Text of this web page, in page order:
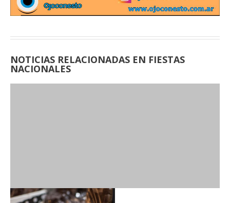
NOTICIAS RELACIONADAS EN FIESTAS
NACIONALES